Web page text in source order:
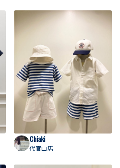
Chiaki
代官山店